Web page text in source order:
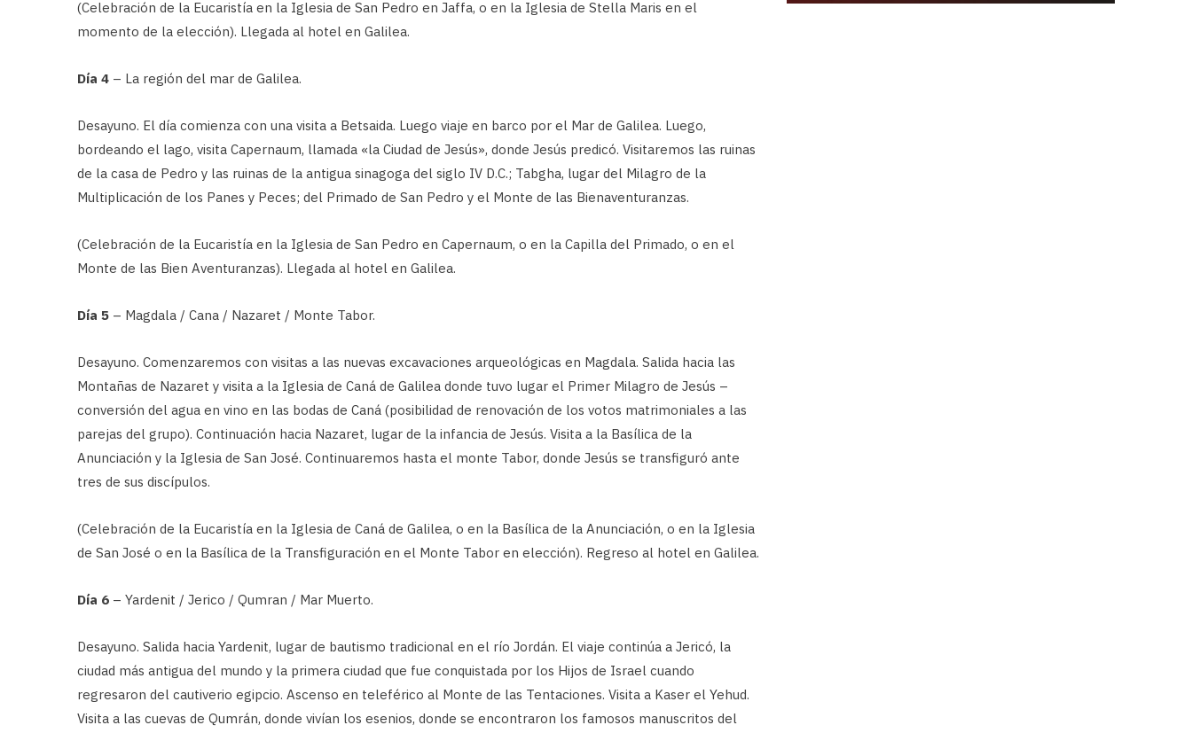
(Celebración de la Eucaristía en la Iglesia de San Pedro en Jaffa, o en la Iglesia de Stella Maris en el
momento de la elección). Llegada al hotel en Galilea.
Día 4 – La región del mar de Galilea.
Desayuno. El día comienza con una visita a Betsaida. Luego viaje en barco por el Mar de Galilea. Luego,
bordeando el lago, visita Capernaum, llamada «la Ciudad de Jesús», donde Jesús predicó. Visitaremos las ruinas
de la casa de Pedro y las ruinas de la antigua sinagoga del siglo IV D.C.; Tabgha, lugar del Milagro de la
Multiplicación de los Panes y Peces; del Primado de San Pedro y el Monte de las Bienaventuranzas.
(Celebración de la Eucaristía en la Iglesia de San Pedro en Capernaum, o en la Capilla del Primado, o en el
Monte de las Bien Aventuranzas). Llegada al hotel en Galilea.
Día 5 – Magdala / Cana / Nazaret / Monte Tabor.
Desayuno. Comenzaremos con visitas a las nuevas excavaciones arqueológicas en Magdala. Salida hacia las
Montañas de Nazaret y visita a la Iglesia de Caná de Galilea donde tuvo lugar el Primer Milagro de Jesús –
conversión del agua en vino en las bodas de Caná (posibilidad de renovación de los votos matrimoniales a las
parejas del grupo). Continuación hacia Nazaret, lugar de la infancia de Jesús. Visita a la Basílica de la
Anunciación y la Iglesia de San José. Continuaremos hasta el monte Tabor, donde Jesús se transfiguró ante
tres de sus discípulos.
(Celebración de la Eucaristía en la Iglesia de Caná de Galilea, o en la Basílica de la Anunciación, o en la Iglesia
de San José o en la Basílica de la Transfiguración en el Monte Tabor en elección). Regreso al hotel en Galilea.
Día 6 – Yardenit / Jerico / Qumran / Mar Muerto.
Desayuno. Salida hacia Yardenit, lugar de bautismo tradicional en el río Jordán. El viaje continúa a Jericó, la
ciudad más antigua del mundo y la primera ciudad que fue conquistada por los Hijos de Israel cuando
regresaron del cautiverio egipcio. Ascenso en teleférico al Monte de las Tentaciones. Visita a Kaser el Yehud.
Visita a las cuevas de Qumrán, donde vivían los esenios, donde se encontraron los famosos manuscritos del